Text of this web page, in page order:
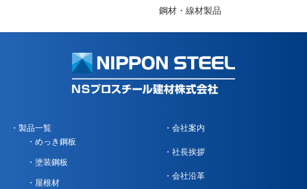
鋼材・線材製品
製品一覧
めっき鋼板
塗装鋼板
屋根材
会社案内
社長挨拶
会社沿革